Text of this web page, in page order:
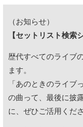
（お知らせ）
【セットリスト検索
歴代すべてのライブ
ます。
「あのときのライブ
の曲って、最後に披
に、ぜひご活用くださ